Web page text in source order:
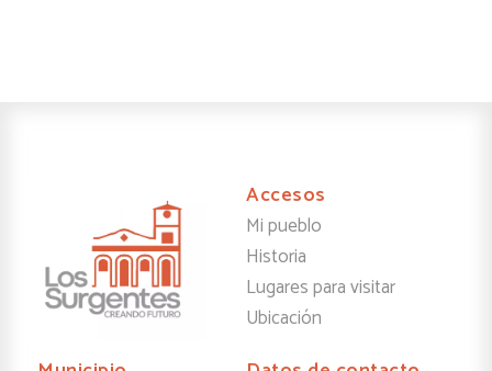
Accesos
Mi pueblo
Historia
Lugares para visitar
Ubicación